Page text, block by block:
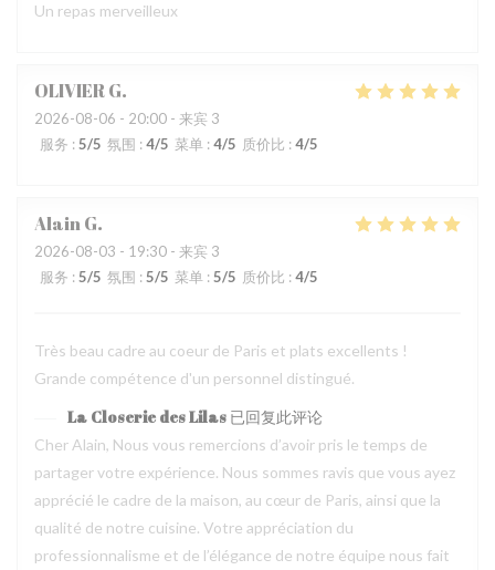
Un repas merveilleux
OLIVIERG
2026-08-06 - 20:00 - 来宾 3
服务 : 5/5 氛围 : 4/5 菜单 : 4/5 质价比 : 4/5
AlainG
2026-08-03 - 19:30 - 来宾 3
服务 : 5/5 氛围 : 5/5 菜单 : 5/5 质价比 : 4/5
Très beau cadre au coeur de Paris et plats excellents !
Grande compétence d'un personnel distingué.
La Closerie des Lilas 已回复此评论
Cher Alain, Nous vous remercions d’avoir pris le temps de
partager votre expérience. Nous sommes ravis que vous ayez
apprécié le cadre de la maison, au cœur de Paris, ainsi que la
qualité de notre cuisine. Votre appréciation du
professionnalisme et de l’élégance de notre équipe nous fait